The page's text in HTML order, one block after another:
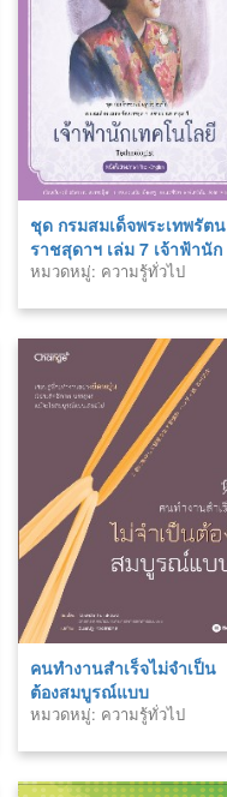
ชุด กรมสมเด็จพระเทพรัตน
ราชสุดาฯ เล่ม 7 เจ้าฟ้านัก
เทคโนโลยี
หมวดหมู่: ความรู้ทั่วไป
คนทำงานสำเร็จไม่จำเป็น
ต้องสมบูรณ์แบบ
หมวดหมู่: ความรู้ทั่วไป